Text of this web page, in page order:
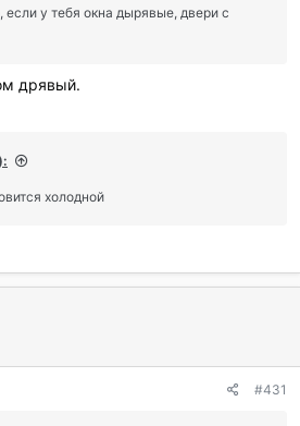
если у тебя окна дырявые, двери с
дрявый.
холодной
#431